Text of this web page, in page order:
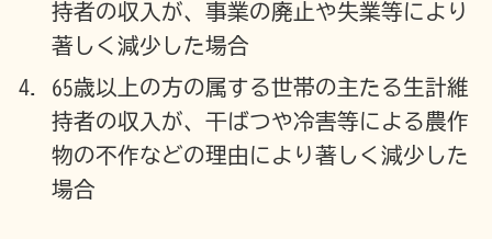
持者の収入が、事業の廃止や失業等により
著しく減少した場合
65歳以上の方の属する世帯の主たる生計維
持者の収入が、干ばつや冷害等による農作
物の不作などの理由により著しく減少した
場合